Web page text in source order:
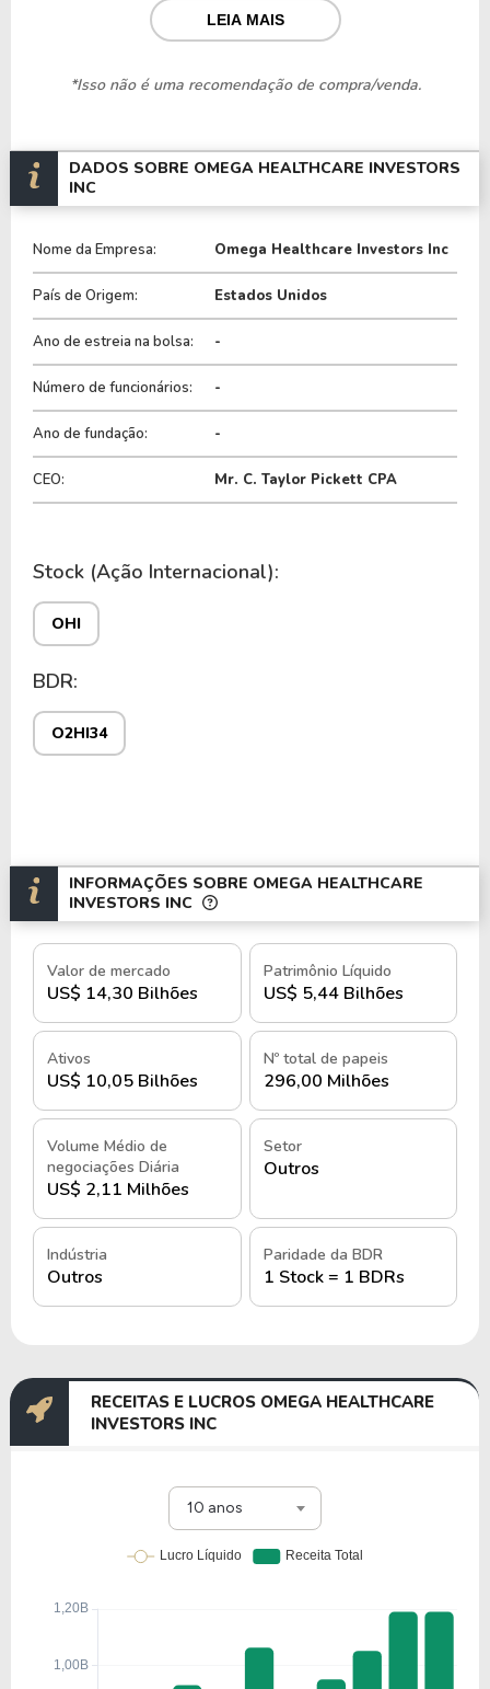
faturamento de R$ 1,19 Bilhão, que gerou um lucro
no valor de R$ 590,19 Milhões.
Quanto aos seus principais indicadores, a empresa
últimos 12 meses o dividend yeld da OHI ficou em
4,16%.
O2HI34, ou pode ser adquirida no exterior através
do tickerOHI.
LEIA MAIS
*Isso não é uma recomendação de compra/venda.
DADOS SOBRE OMEGA HEALTHCARE INVESTORS
INC
Nome da Empresa: Omega Healthcare Investors Inc
País de Origem: Estados Unidos
Ano de estreia na bolsa: -
Número de funcionários: -
Ano de fundação: -
CEO: Mr. C. Taylor Pickett CPA
Stock (Ação Internacional):
OHI
BDR:
O2HI34
INFORMAÇÕES SOBRE OMEGA HEALTHCARE
INVESTORS INC
Valor de mercado
US$ 14,30 Bilhões
Patrimônio Líquido
US$ 5,44 Bilhões
Ativos
US$ 10,05 Bilhões
Nº total de papeis
296,00 Milhões
Volume Médio de
negociações Diária
US$ 2,11 Milhões
Setor
Outros
Indústria
Outros
Paridade da BDR
1 Stock = 1 BDRs
RECEITAS E LUCROS OMEGA HEALTHCARE
INVESTORS INC
10 anos